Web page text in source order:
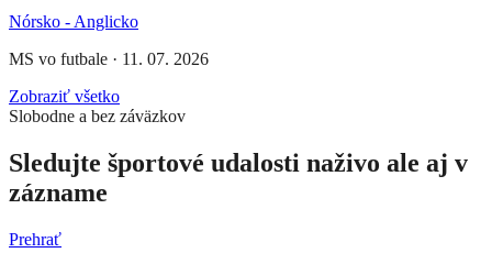
Nórsko - Anglicko
MS vo futbale · 11. 07. 2026
Zobraziť všetko
Slobodne a bez záväzkov
Sledujte športové udalosti naživo ale aj v
zázname
Prehrať